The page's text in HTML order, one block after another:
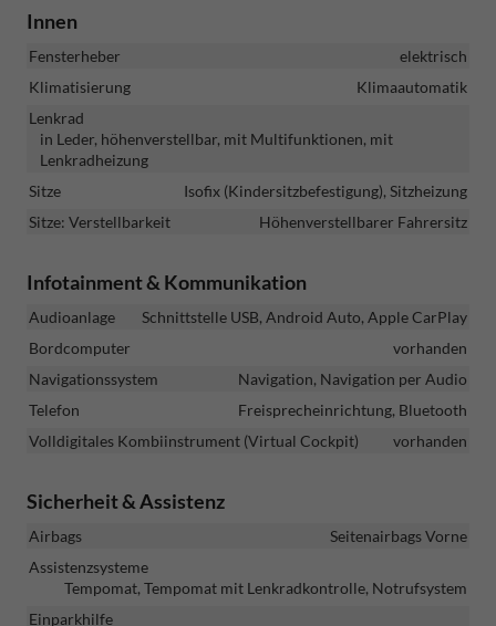
Innen
Fensterheber
elektrisch
Klimatisierung
Klimaautomatik
Lenkrad
in Leder, höhenverstellbar, mit Multifunktionen, mit
Lenkradheizung
Sitze
Isofix (Kindersitzbefestigung), Sitzheizung
Sitze: Verstellbarkeit
Höhenverstellbarer Fahrersitz
Infotainment & Kommunikation
Audioanlage
Schnittstelle USB, Android Auto, Apple CarPlay
Bordcomputer
vorhanden
Navigationssystem
Navigation, Navigation per Audio
Telefon
Freisprecheinrichtung, Bluetooth
Volldigitales Kombiinstrument (Virtual Cockpit)
vorhanden
Sicherheit & Assistenz
Airbags
Seitenairbags Vorne
Assistenzsysteme
Tempomat, Tempomat mit Lenkradkontrolle, Notrufsystem
Einparkhilfe